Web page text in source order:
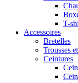
T-
Accessoires
Bretelles
Trousses
Ceintures